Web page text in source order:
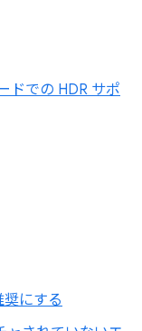
ドでの HDR サポ
にする